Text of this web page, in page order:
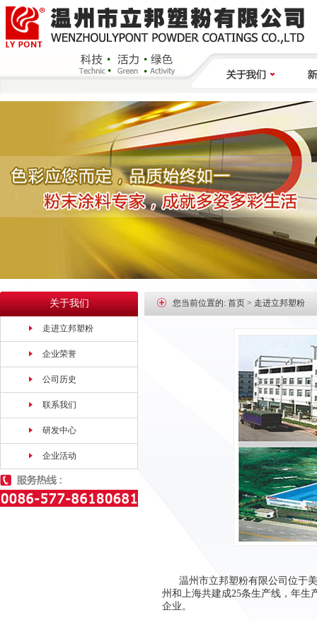
企业荣誉
公司历史
联系我们
研发中心
企业活动
关于我们
走进立邦塑粉
企业荣誉
公司历史
联系我们
研发中心
企业活动
您当前位置的: 首页 > 走进立邦塑粉
温州市立邦塑粉有限公司位于
州和上海共建成25条生产线 ，年生
企业。